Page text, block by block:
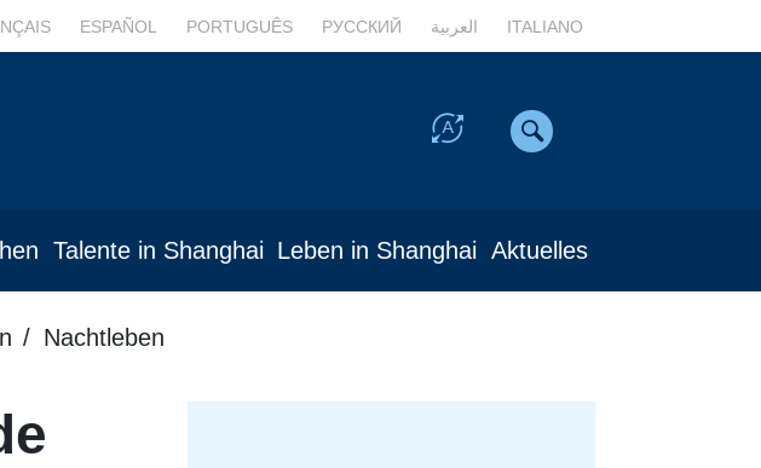
ESPAÑOL PORTUGUÊS РУССКИЙ العربية ITALIANO
Talente in Shanghai Leben in Shanghai Aktuelles
Nachtleben